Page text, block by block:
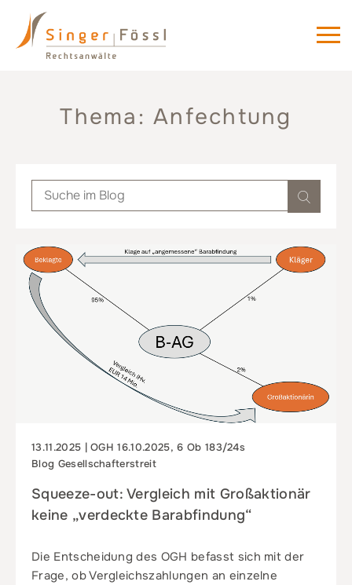
Thema: Anfechtung
13.11.2025 | OGH 16.10.2025, 6 Ob 183/24s
Blog Gesellschafterstreit
Squeeze-out: Vergleich mit Großaktionär
keine „verdeckte Barabfindung“
Die Entscheidung des OGH befasst sich mit der
Frage, ob Vergleichszahlungen an einzelne